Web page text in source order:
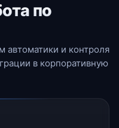
по
автоматики и контроля
в корпоративную